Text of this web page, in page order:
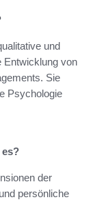
und
Entwicklung von
Sie
Psychologie
der
persönliche